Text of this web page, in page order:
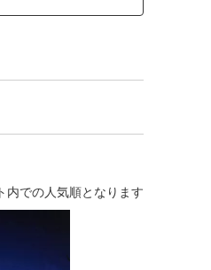
での人気順となります